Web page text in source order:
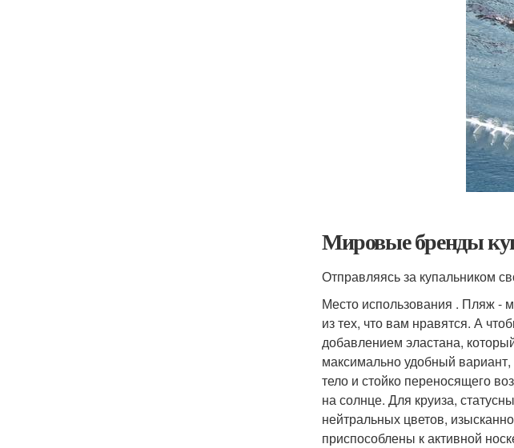
Мировые бренды
Отправляясь за купальником
Место использования . Пляж -
из тех, что вам нравятся. А
добавлением эластана,
максимально удобный
тело и стойко переносящего
на солнце. Для круиза,
нейтральных цветов,
приспособлены к активной